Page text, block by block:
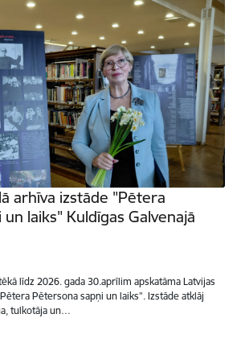
arhīva izstāde "Pētera
laiks" Kuldīgas Galvenajā
līdz 2026. gada 30.aprīlim apskatāma Latvijas
Pētersona sapņi un laiks”. Izstāde atklāj
tulkotāja un…